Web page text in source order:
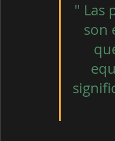
" Las
son